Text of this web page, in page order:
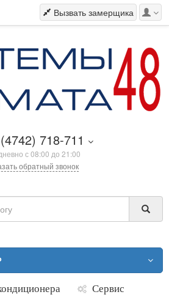
Вызвать замерщика
718-711
с 08:00 до 21:00
обратный звонок
Сервис